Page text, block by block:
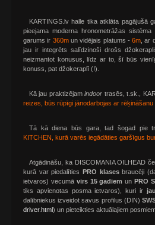
KARTINGS.lv halle tika atklāta pagājušā
pieejama moderna hronometrāžas
garums ir 360mun vidējais platums -6m , ar
jau ir integrēts salīdzinoši drošs
neizmantot konusus, līdz ar to, šī būs
konuss, pat džokeraplī (!).
Kā jau praktizējamindoor trasēs, t.sk.,
reizes, būs rūpīgi jānodarbojas ar rēķināšanu
Tā kā diena būs gara, tad šogad pie
KITCHEN, kurā varēs iegādāties garšīgus
Atgādināšu, ka DISCOMANIA OILHEAD
kurā var piedalīties
PRO klasesbraucēji
ietvaros) vecumā virs 15 gadiem un PRO S
tiks apvienotas posma ietvaros), kuri ir
dalībniekus izveidot savus profilus (DIN)
driver.html) un pieteikties aktuālajiem